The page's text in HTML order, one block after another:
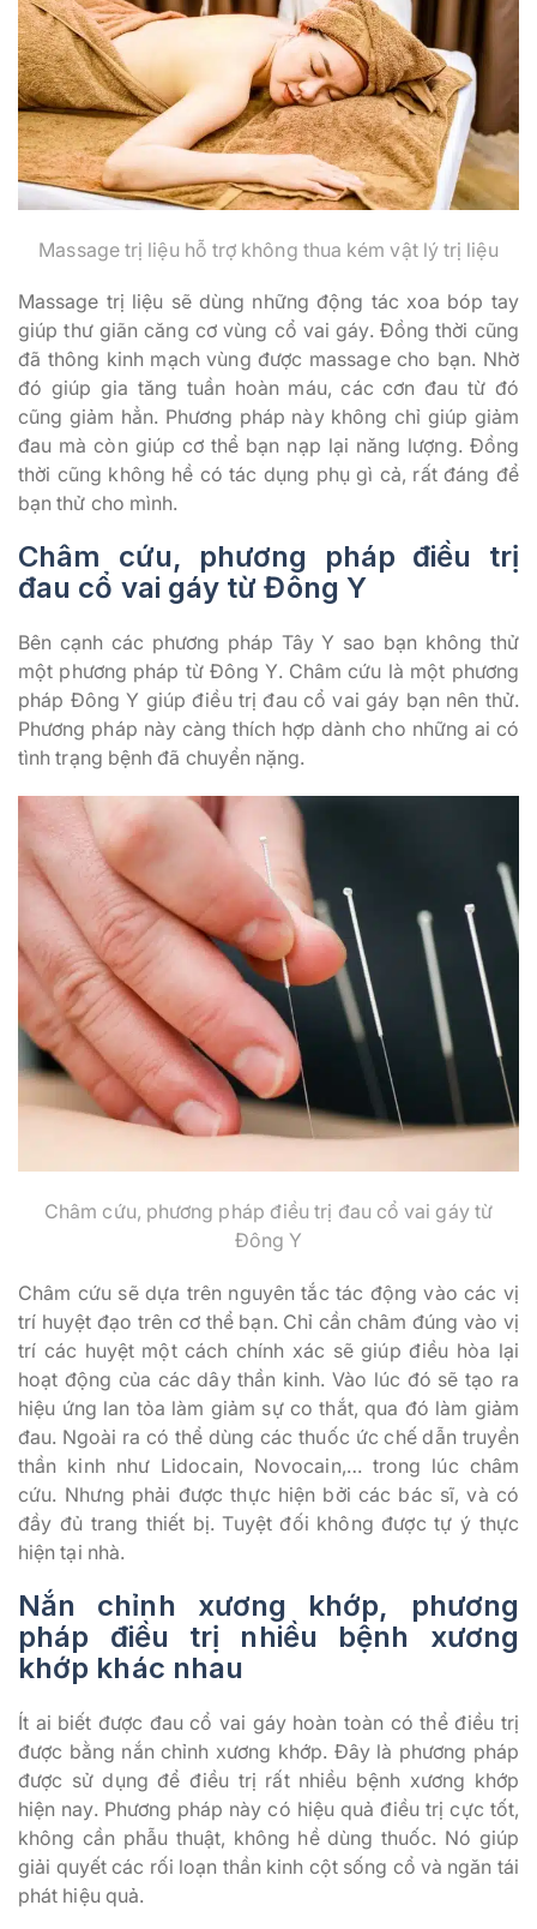
Massage trị liệu hỗ trợ không thua kém vật lý trị liệu
Massage trị liệu sẽ dùng những động tác xoa bóp tay
giúp thư giãn căng cơ vùng cổ vai gáy. Đồng thời cũng
đã thông kinh mạch vùng được massage cho bạn. Nhờ
đó giúp gia tăng tuần hoàn máu, các cơn đau từ đó
cũng giảm hẳn. Phương pháp này không chỉ giúp giảm
đau mà còn giúp cơ thể bạn nạp lại năng lượng. Đồng
thời cũng không hề có tác dụng phụ gì cả, rất đáng để
bạn thử cho mình.
Châm cứu, phương pháp điều trị
đau cổ vai gáy từ Đông Y
Bên cạnh các phương pháp Tây Y sao bạn không thử
một phương pháp từ Đông Y. Châm cứu là một phương
pháp Đông Y giúp điều trị đau cổ vai gáy bạn nên thử.
Phương pháp này càng thích hợp dành cho những ai có
tình trạng bệnh đã chuyển nặng.
Châm cứu, phương pháp điều trị đau cổ vai gáy từ
Đông Y
Châm cứu sẽ dựa trên nguyên tắc tác động vào các vị
trí huyệt đạo trên cơ thể bạn. Chỉ cần châm đúng vào vị
trí các huyệt một cách chính xác sẽ giúp điều hòa lại
hoạt động của các dây thần kinh. Vào lúc đó sẽ tạo ra
hiệu ứng lan tỏa làm giảm sự co thắt, qua đó làm giảm
đau. Ngoài ra có thể dùng các thuốc ức chế dẫn truyền
thần kinh như Lidocain, Novocain,… trong lúc châm
cứu. Nhưng phải được thực hiện bởi các bác sĩ, và có
đầy đủ trang thiết bị. Tuyệt đối không được tự ý thực
hiện tại nhà.
Nắn chỉnh xương khớp, phương
pháp điều trị nhiều bệnh xương
khớp khác nhau
Ít ai biết được đau cổ vai gáy hoàn toàn có thể điều trị
được bằng nắn chỉnh xương khớp. Đây là phương pháp
được sử dụng để điều trị rất nhiều bệnh xương khớp
hiện nay. Phương pháp này có hiệu quả điều trị cực tốt,
không cần phẫu thuật, không hề dùng thuốc. Nó giúp
giải quyết các rối loạn thần kinh cột sống cổ và ngăn tái
phát hiệu quả.